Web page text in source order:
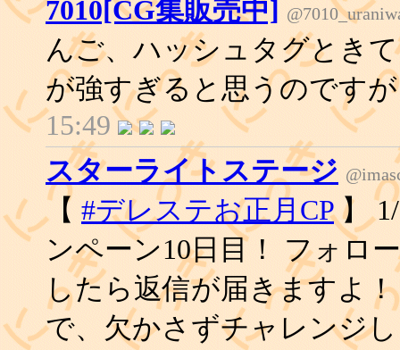
7010[CG集販売中]
んご、ハッシュタグとき
が強すぎると思うのです
15:49
スターライトステージ
【 #デレステお正月CP】
ンペーン10日目！ フォロ
したら返信が届きますよ
で、欠かさずチャレンジ